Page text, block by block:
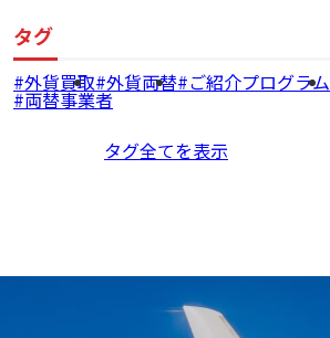
タグ
外貨買取 外貨両替 ご紹介プログラム
両替事業者
タグ全てを表示